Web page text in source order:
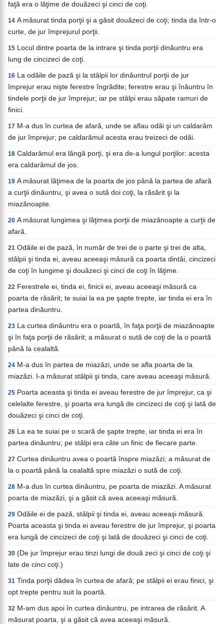
faţă era o lăţime de douăzeci şi cinci de coţi.
14 A măsurat tinda porţii şi a găsit douăzeci de coţi; tinda da într-o
curte, de jur împrejurul porţii.
15 Locul dintre poarta de la intrare şi tinda porţii dinăuntru era
lung de cincizeci de coţi.
16 La odăile de pază şi la stâlpii lor dinăuntrul porţii de jur
împrejur erau nişte ferestre îngrădite; ferestre erau şi înăuntru în
tindele porţii de jur împrejur; iar pe stâlpi erau săpate ramuri de
finici.
17 M-a dus în curtea de afară, unde se aflau odăi şi un caldarâm
de jur împrejur; pe caldarâmul acesta erau treizeci de odăi.
18 Caldarâmul era lângă porţi, şi era de-a lungul porţilor: acesta
era caldarâmul de jos.
19 A măsurat lăţimea de la poarta de jos până la partea de afară
a curţii dinăuntru, şi avea o sută doi coţi, la răsărit şi la
miazănoapte.
20 A măsurat lungimea şi lăţimea porţii de miazănoapte a curţii de
afară.
21 Odăile ei de pază, în număr de trei de o parte şi trei de alta,
stâlpii şi tinda ei, aveau aceeaşi măsură ca poarta dintâi, cincizeci
de coţi în lungime şi douăzeci şi cinci de coţi în lăţime.
22 Ferestrele ei, tinda ei, finicii ei, aveau aceeaşi măsură ca
poarta de răsărit; te suiai la ea pe şapte trepte, iar tinda ei era în
partea dinăuntru.
23 La curtea dinăuntru era o poartă, în faţa porţii de miazănoapte
şi în faţa porţii de răsărit; a măsurat o sută de coţi de la o poartă
până la cealaltă.
24 M-a dus în partea de miazăzi, unde se afla poarta de la
miazăzi. I-a măsurat stâlpii şi tinda, care aveau aceeaşi măsură.
25 Poarta aceasta şi tinda ei aveau ferestre de jur împrejur, ca şi
celelalte ferestre, şi poarta era lungă de cincizeci de coţi şi lată de
douăzeci şi cinci de coţi.
26 La ea te suiai pe o scară de şapte trepte, iar tinda ei era în
partea dinăuntru; pe stâlpi era câte un finic de fiecare parte.
27 Curtea dinăuntru avea o poartă înspre miazăzi; a măsurat de
la o poartă până la cealaltă spre miazăzi o sută de coţi.
28 M-a dus în curtea dinăuntru, pe poarta de miazăzi. A măsurat
poarta de miazăzi, şi a găsit că avea aceeaşi măsură.
29 Odăile ei de pază, stâlpii şi tinda ei, aveau aceeaşi măsură.
Poarta aceasta şi tinda ei aveau ferestre de jur împrejur, şi poarta
era lungă de cincizeci de coţi şi lată de douăzeci şi cinci de coţi.
30 (De jur împrejur erau tinzi lungi de două zeci şi cinci de coţi şi
late de cinci coţi.)
31 Tinda porţii dădea în curtea de afară; pe stâlpii ei erau finici, şi
opt trepte pentru suit la poartă.
32 M-am dus apoi în curtea dinăuntru, pe intrarea de răsărit. A
măsurat poarta, şi a găsit că avea aceeaşi măsură.